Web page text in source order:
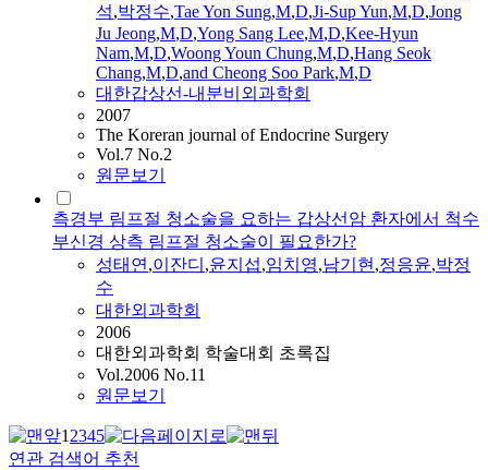
석,박정수,Tae Yon Sung,M,D,Ji-Sup Yun,M,D,Jong
Ju Jeong,M,D,Yong Sang Lee,M,D,Kee-Hyun
Nam,M,D,Woong Youn Chung,M,D,Hang Seok
Chang,M,D,and Cheong Soo Park,M,D
대한갑상선-내분비외과학회
2007
The Koreran journal of Endocrine Surgery
Vol.7 No.2
원문보기
측경부 림프절 청소술을 요하는 갑상선암 환자에서 척수
부신경 상측 림프절 청소술이 필요한가?
성태연,이잔디 ,윤지섭,임치영,남기현,정응윤,박정
수
대한외과학회
2006
대한외과학회 학술대회 초록집
Vol.2006 No.11
원문보기
12345
연관 검색어 추천